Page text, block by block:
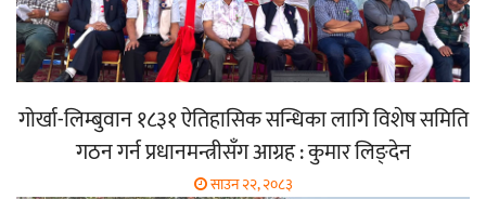
गोर्खा-लिम्बुवान १८३१ ऐतिहासिक सन्धिका लागि विशेष समिति
गठन गर्न प्रधानमन्त्रीसँग आग्रह : कुमार लिङ्देन
साउन २२, २०८३